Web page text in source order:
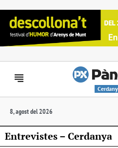
8, agost del 2026
Entrevistes – Cerdanya